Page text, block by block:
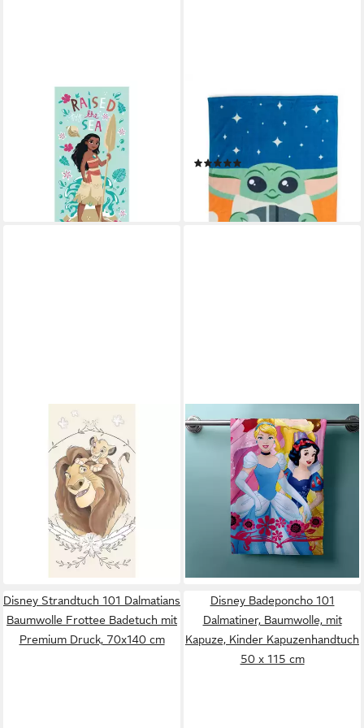
Badetücher Disney Vaiana
Raised Sea Strandtuch
70x140, 100% Polyester (1-St)
ab 9,95 € 14,95 €
lieferbar - in 5-6 Werktagen bei dir
Strandtuch Star Wars
Badetuch Handtuch
Strandtuch 70 x 140 cm
(1)
18,99 €
lieferbar - in 2-3 Werktagen bei dir
Badetücher Disney König der
Löwen Simba Strandtuch
Badetuch 70x140, 100%
Baumwolle (1-St)
17,95 € UVP29,99 €
lieferbar - in 8-10 Werktagen bei
JERRY FABRICS
Handtücher Disney Princess
Duschtuch Strandtuch
Badetuch 70 x 140 cm, (1
Duschtuch, 1-St), Langlebig
ab 15,29 € 19,95 €
lieferbar - in 5-6 Werktagen bei dir
Disney Strandtuch 101 Dalmatians
Baumwolle Frottee Badetuch mit
Premium Druck, 70x140 cm
Disney Badeponcho 101
Dalmatiner, Baumwolle, mit
Kapuze, Kinder Kapuzenhandtuch
50 x 115 cm